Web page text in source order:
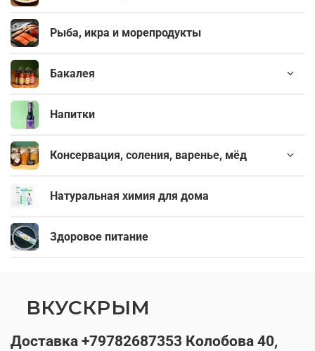
Рыба, икра и морепродукты
Бакалея
Напитки
Консервация, соления, варенье, мёд
Натуральная химия для дома
Здоровое питание
Доставка +79782687353 Колобова 40,
ВКУСКРЫМ